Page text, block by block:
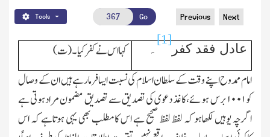
Tools Go Previous Next
عادل فقد کفر
[1]
۔
کہا اس نے کفرکیا۔(ت)
امام ممدوح اپنے وقت کے سلطان اسلام کی نسبت ایسافرمارہے ہیں ان کے وصال
کو۱۰۰۱برس ہوئے،کاغذ دعوی کی تصدیق سے تصدیق مضمون مرادہوتی ہے
اگرچہ یوہیں لکھاہو کہ لفظ لفظ صحیح ہے اس کامطلب بھی یہی ہوتاہے کہ اس